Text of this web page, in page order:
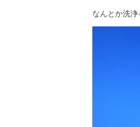
なんとか洗